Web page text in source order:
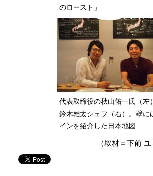
のロースト」
代表取締役の秋山佑一氏（左
鈴木雄太シェフ（右）。壁に
インを紹介した日本地図
（取材＝下前 ユ